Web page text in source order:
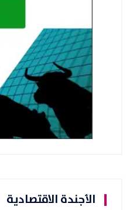
الأجندة الاقتصادية